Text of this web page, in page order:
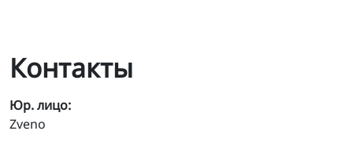
Контакты
Юр. лицо:
Zveno